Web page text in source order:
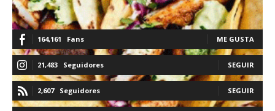
164,161 Fans ME GUSTA
21,483 Seguidores SEGUIR
2,607 Seguidores SEGUIR